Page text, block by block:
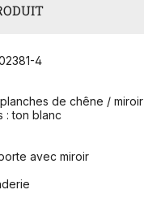
4
de chêne / miroir
: ton blanc
avec miroir